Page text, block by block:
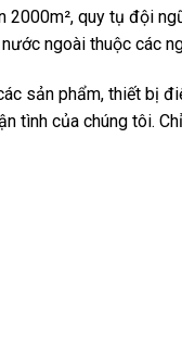
quy tụ đội
ngoài thuộc các
sản phẩm, thiết bị
tình của chúng tôi.